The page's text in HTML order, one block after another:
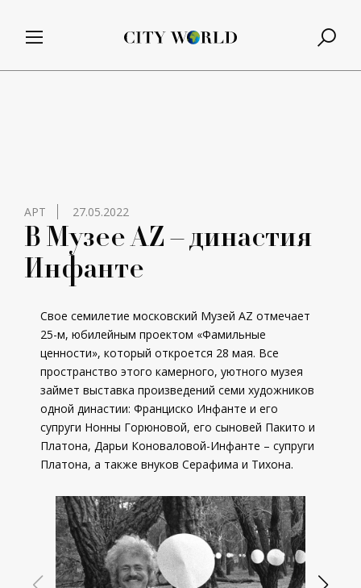
АРТ 27.05.2022
В Музее AZ – династия
Инфанте
Свое семилетие московский Музей AZ отмечает
25-м, юбилейным проектом «Фамильные
ценности», который откроется 28 мая. Все
пространство этого камерного, уютного музея
займет выставка произведений семи художников
одной династии: Франциско Инфанте и его
супруги Нонны Горюновой, его сыновей Пакито и
Платона, Дарьи Коноваловой-Инфанте – супруги
Платона, а также внуков Серафима и Тихона.